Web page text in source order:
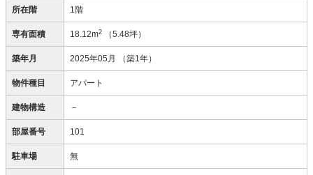
所在階 1階
専有面積 18.12m2 （5.48坪）
築年月 2025年05月 （築1年）
物件種目 アパート
建物構造 －
部屋番号 101
駐車場 無